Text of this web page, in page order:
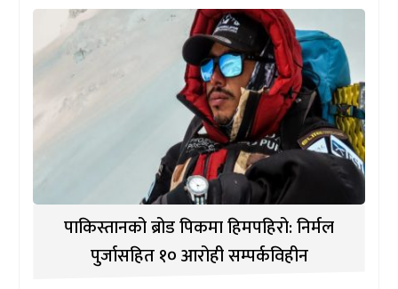
पाकिस्तानको ब्रोड पिकमा हिमपहिरो: निर्मल
पुर्जासहित १० आरोही सम्पर्कविहीन